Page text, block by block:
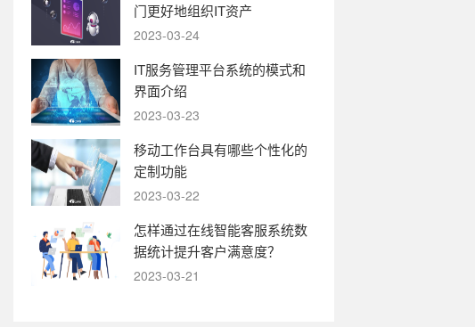
门更好地组织IT资产
2023-03-24
IT服务管理平台系统的模式和
界面介绍
2023-03-23
移动工作台具有哪些个性化的
定制功能
2023-03-22
怎样通过在线智能客服系统数
据统计提升客户满意度？
2023-03-21